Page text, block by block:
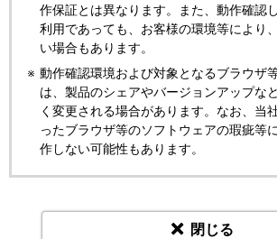
作保証とは異なります。また、動作確認
利用であっても、お客様の環境等により
い場合もあります。
動作確認環境および対象となるブラウザ
は、製品のシェアやバージョンアップな
く変更される場合があります。なお、当
ったブラウザ等のソフトウェアの瑕疵等
作しない可能性もあります。
閉じる